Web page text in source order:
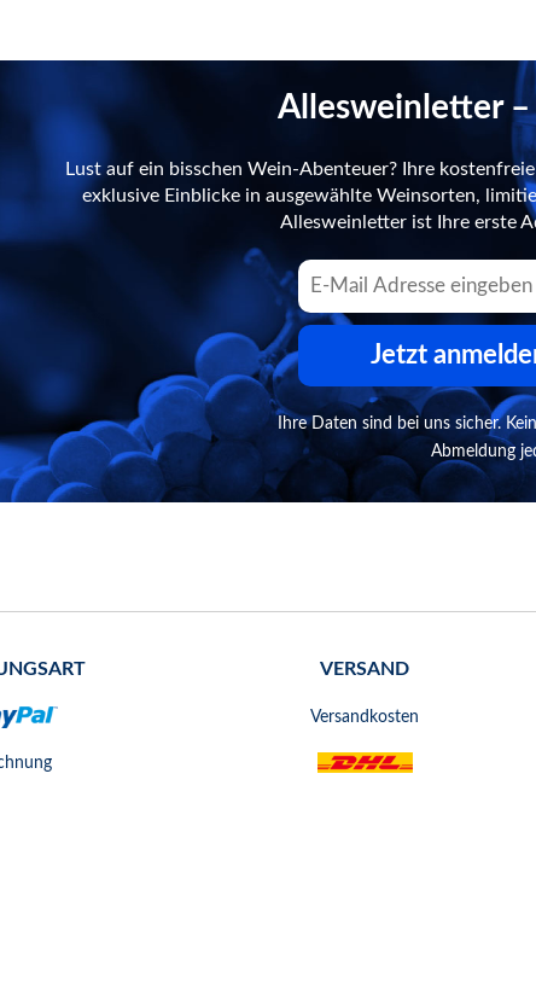
Allesweinletter
Lust auf ein bisschen Wein-Abenteuer? Ihre
exklusive Einblicke in ausgewählte Weinsorten,
Allesweinletter ist Ihre erste
Jetzt
Ihre Daten sind bei uns sicher.
Abmeldung
VERSAND
Versandkosten